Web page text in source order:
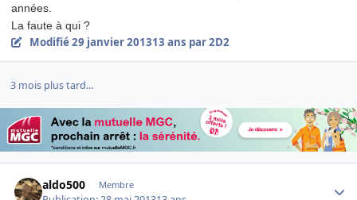
années.
La faute à qui ?
Modifié29 janvier 201313 ans par 2D2
3 mois plus tard...
aldo500 Membre